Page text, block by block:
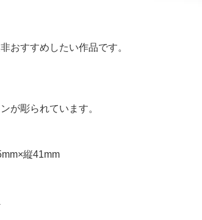
おすすめしたい作品です。
が彫られています。
縦41mm